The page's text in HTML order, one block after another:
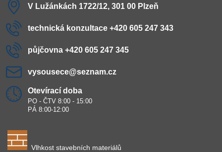
V Lužánkách 1722/12, 301 00 Plzeň
technická konzultace +420 605 247 343
půjčovna +420 605 247 345
vysousece​@seznam​.cz
Otevírací doba
PO - ČTV 8:00 - 15:00
PÁ 8:00-12:00
Vlhkost stavebních materiálů